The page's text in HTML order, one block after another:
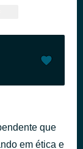
que
em ética e